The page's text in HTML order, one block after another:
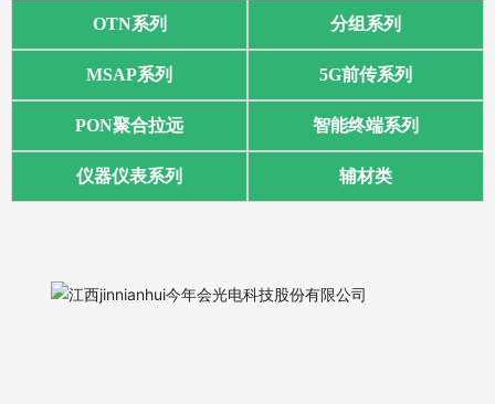
OTN系列 分组系列
MSAP系列 5G前传系列
PON聚合拉远 智能终端系列
仪器仪表系列 辅材类